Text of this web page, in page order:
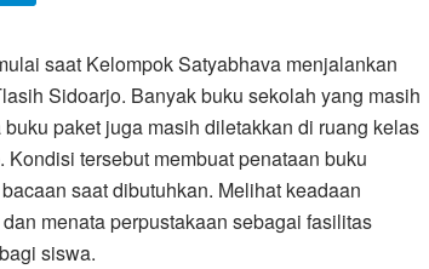
saat Kelompok Satyabhava menjalankan
Sidoarjo. Banyak buku sekolah yang masih
paket juga masih diletakkan di ruang kelas
tersebut membuat penataan buku
saat dibutuhkan. Melihat keadaan
menata perpustakaan sebagai fasilitas
siswa.